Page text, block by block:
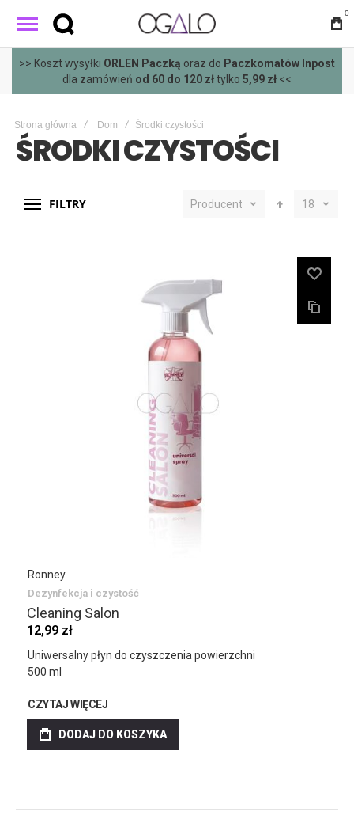
0
>> Koszt wysyłki ORLEN Paczką oraz do Paczkomatów Inpost
dla zamówień od 60 do 120 złtylko 5,99 zł <<
Strona główna Dom Środki czystości
ŚRODKI CZYSTOŚCI
FILTRY Producent 18
Ronney
Dezynfekcja i czystość
Cleaning Salon
12,99 zł
Uniwersalny płyn do czyszczenia powierzchni
500 ml
CZYTAJ WIĘCEJ
DODAJ DO KOSZYKA